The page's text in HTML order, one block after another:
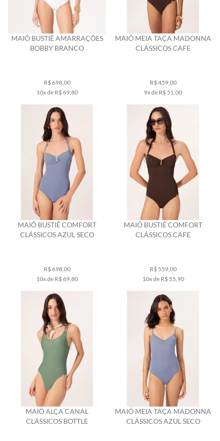
MAIÔ BUSTIÊ AMARRAÇÕES
BOBBY BRANCO
R$ 698,00
10x de R$ 69,80
MAIÔ MEIA TAÇA MADONNA
CLÁSSICOS CAFE
R$ 459,00
9x de R$ 51,00
MAIÔ BUSTIÊ COMFORT
CLÁSSICOS AZUL SECO
R$ 698,00
10x de R$ 69,80
MAIÔ BUSTIÊ COMFORT
CLÁSSICOS CAFE
R$ 559,00
10x de R$ 55,90
MAIÔ ALÇA CANAL
CLÁSSICOS BOTTLE
MAIÔ MEIA TAÇA MADONNA
CLÁSSICOS AZUL SECO